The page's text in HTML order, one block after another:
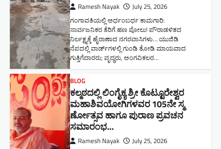
Ramesh Nayak July 25, 2026
ಗಂಗಾವತಿಯಲ್ಲಿ ಅರ್ಧಂಬರ್ಧ ಕಾಮಗಾರಿ:
ಸಾರ್ವಜನಿಕರ ತೆರಿಗೆ ಹಣ ಪೋಲು! ಪೌರಾಡಳಿತದ
ನಿರ್ಲಕ್ಷ್ಯಕ್ಕೆ ಹೈರಾಣಾದ ನಗರವಾಸಿಗಳು​… ಯುಜಿಡಿ
ನೆಪದಲ್ಲಿ ವಾರ್ಡ್‌ಗಳಲ್ಲಿ ಗುಂಡಿ ತೋಡಿ ಮಾಯವಾದ
ಗುತ್ತಿಗೆದಾರರು; ವೃದ್ಧರು, ಅಂಗವಿಕಲರ…
BLOG
ಕಲ್ಮಠದಲ್ಲಿ ಲಿಂಗೈಕ್ಯ ಶ್ರೀ ಕೊಟ್ಟೂರೇಶ್ವರ
ಮಹಾಶಿವಯೋಗಿಗಳವರ 105ನೇ ಸ್ಮ
ರ್ಣೋತ್ಸವ ಹಾಗೂ ಪುರಾಣ ಪ್ರವಚನ
ಸಮಾರಂಭ​…
Ramesh Nayak July 25, 2026